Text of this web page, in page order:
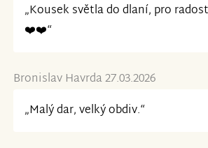
„Kousek světla do dlaní, pro
❤️❤️“
Bronislav Havrda 27.03.2026
„Malý dar, velký obdiv.“